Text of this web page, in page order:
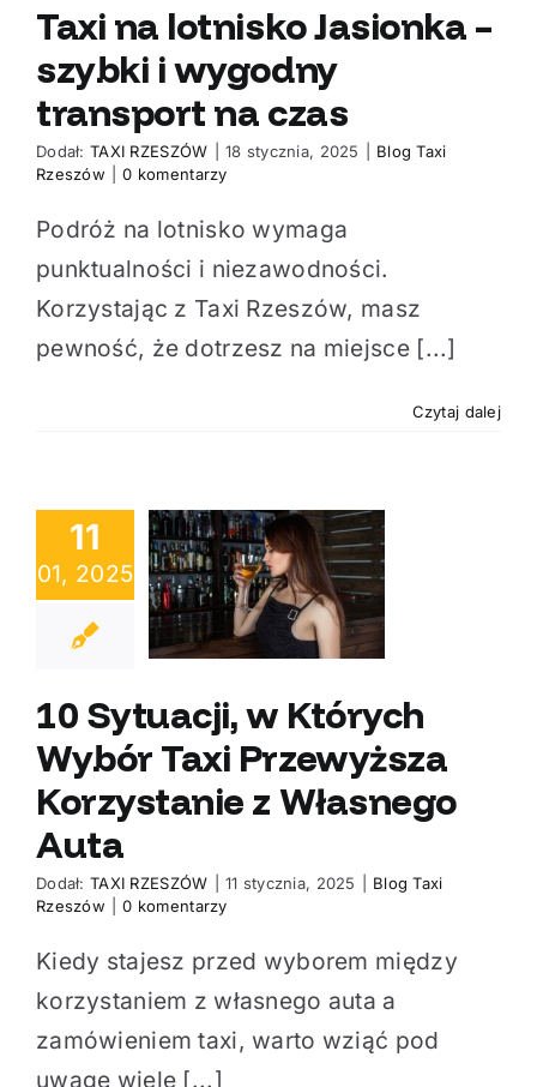
Taxi na lotnisko Jasionka –
szybki i wygodny
transport na czas
Dodał:TAXI RZESZÓW 18 stycznia, 2025
Blog Taxi
Rzeszów
0 komentarzy
Podróż na lotnisko wymaga
punktualności i niezawodności.
Korzystając z Taxi Rzeszów, masz
pewność, że dotrzesz na miejsce [...]
Czytaj dalej
11
01, 2025
w
Wybór Taxi
Auta
10 Sytuacji, w Których
Wybór Taxi Przewyższa
Korzystanie z Własnego
Auta
Dodał:TAXI RZESZÓW 11 stycznia, 2025
Blog Taxi
Rzeszów
0 komentarzy
Kiedy stajesz przed wyborem między
korzystaniem z własnego auta a
zamówieniem taxi, warto wziąć pod
uwagę wiele [...]